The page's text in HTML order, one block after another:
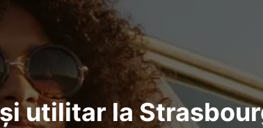
utilitar la